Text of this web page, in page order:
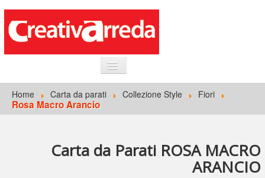
HOME
INFORMAZIONI GENERALI
Home Carta da parati Collezione Style Fiori
Rosa Macro Arancio
Carta da Parati ROSA MACRO
ARANCIO